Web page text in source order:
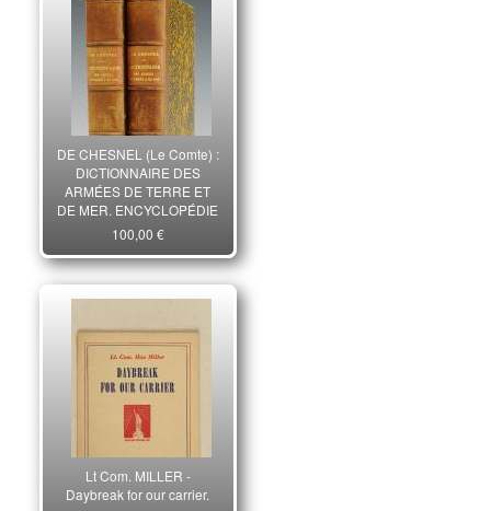
DE CHESNEL (Le Comte) :
DICTIONNAIRE DES
ARMÉES DE TERRE ET
DE MER, ENCYCLOPÉDIE
MILITAIRE ET MARITIME, 2
tomes. 30358
100,00 €
Lt Com. MILLER -
Daybreak for our carrier.